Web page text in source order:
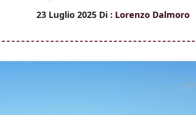
23 Luglio 2025 Di : Lorenzo Dalmoro